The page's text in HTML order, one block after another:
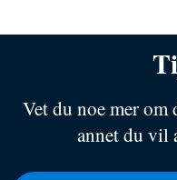
Vet du noe mer om
annet du vil